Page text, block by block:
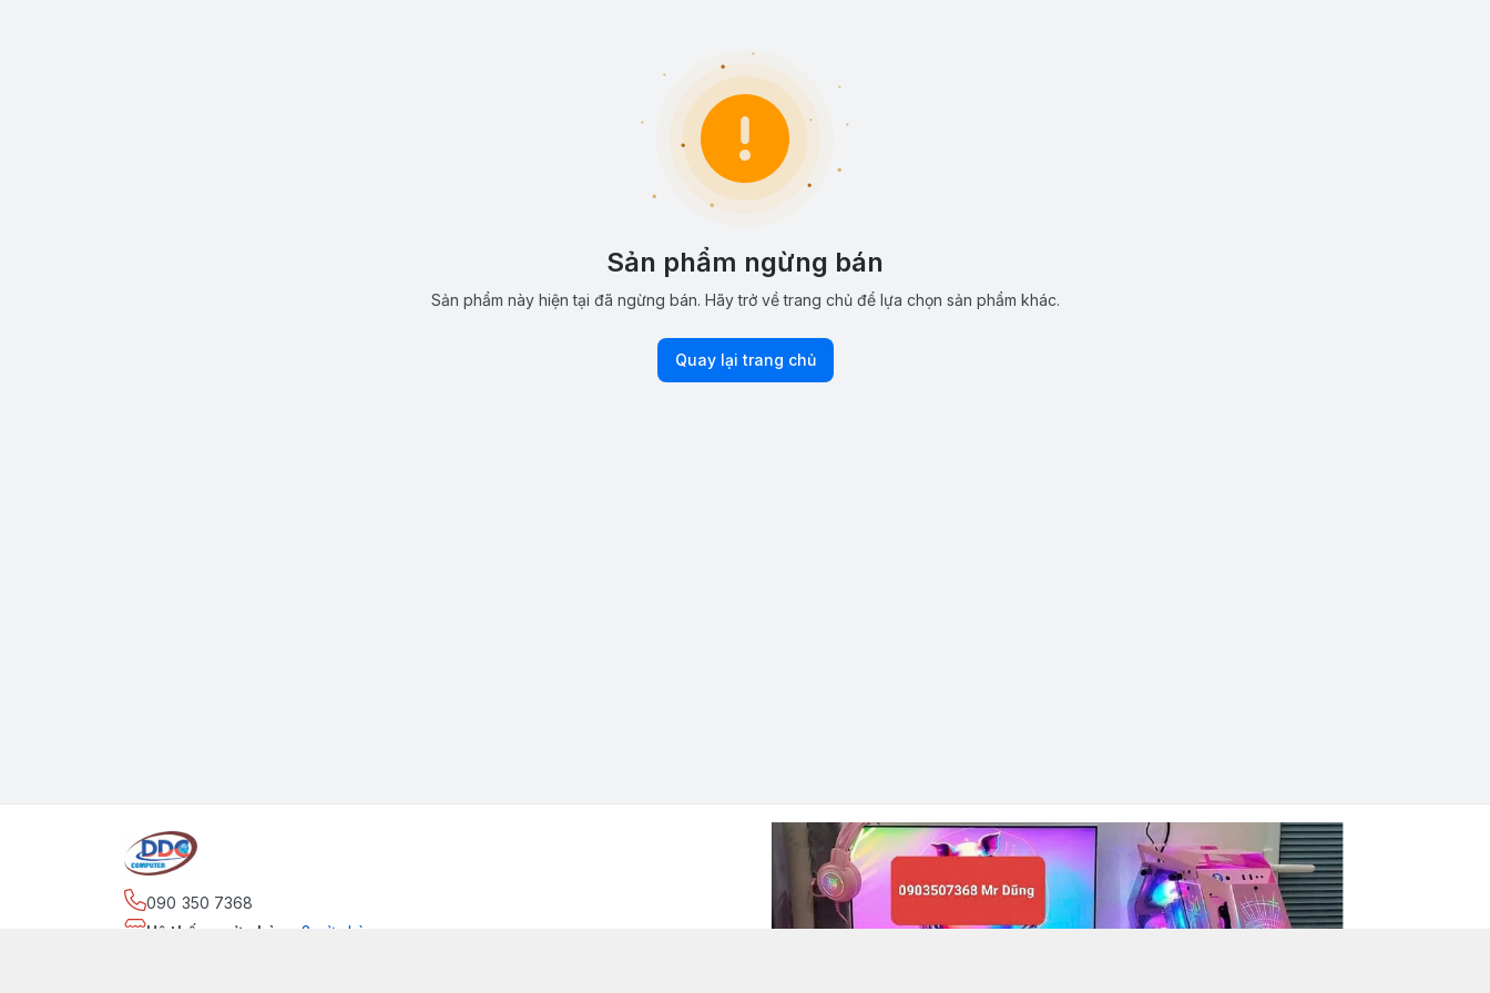
Sản phẩm ngừng bán
Sản phẩm này hiện tại đã ngừng bán. Hãy trở về trang chủ để lựa chọn sản phẩm khác.
Quay lại trang chủ
090 350 7368
Hệ thống cửa hàng
:2
cửa hàng